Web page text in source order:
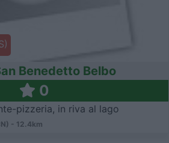
Benedetto Belbo
0
pizzeria, in riva al lago
- 12.4km